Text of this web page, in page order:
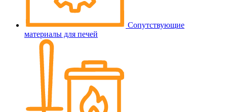
Сопутствующие
материалы для печей